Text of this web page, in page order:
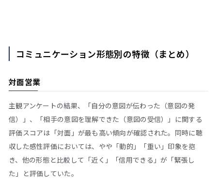
コミュニケーション形態別の特徴（まとめ）
対面営業
主観アンケートの結果、「自分の意図が伝わった（意図の発
信）」、「相手の意図を理解できた（意図の受信）」に関する
評価スコアは「対面」が最も高い傾向が確認された。同時に聴
収した感性評価においては、やや「動的」「重い」印象を抱
き、他の形態と比較して「近く」「信用できる」が「緊張し
た」と評価していた。